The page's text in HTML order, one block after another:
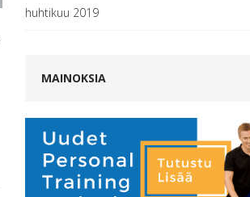
huhtikuu 2019
MAINOKSIA